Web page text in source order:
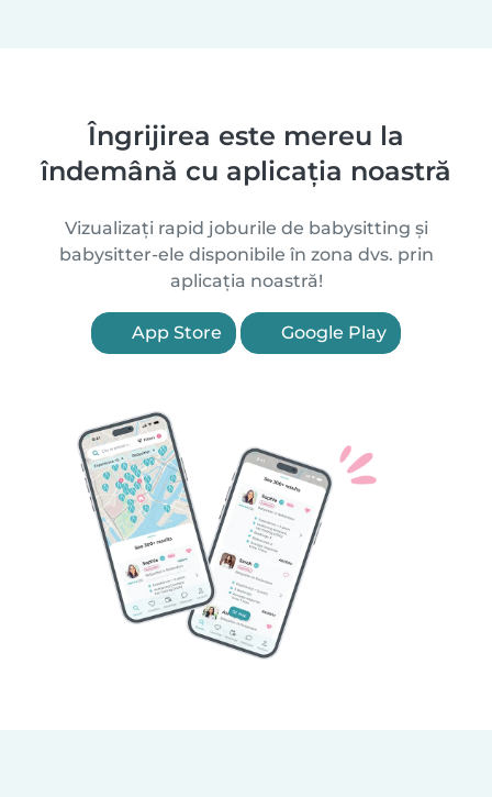
Îngrijirea este mereu la
îndemână cu aplicația noastră
Vizualizați rapid joburile de babysitting și
babysitter-ele disponibile în zona dvs. prin
aplicația noastră!
App Store Google Play